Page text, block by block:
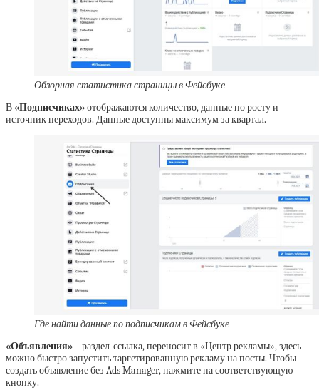
Обзорная статистика страницы в Фейсбуке
В«Подписчиках»отображаются количество, данные по росту и
источник переходов. Данные доступны максимум за квартал.
Где найти данные по подписчикам в Фейсбуке
«Объявления»– раздел-ссылка, переносит в «Центр рекламы», здесь
можно быстро запустить таргетированную рекламу на посты. Чтобы
создать объявление без Ads Manager, нажмите на соответствующую
кнопку.